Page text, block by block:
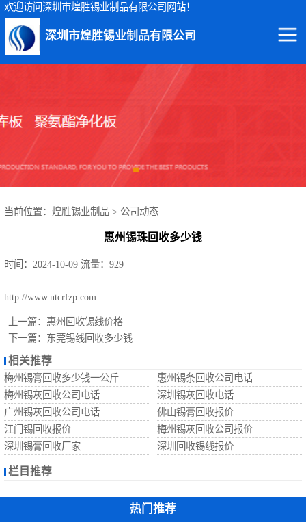
欢迎访问深圳市煌胜锡业制品有限公司网站！
深圳市煌胜锡业制品有限公司
当前位置： 煌胜锡业制品 > 公司动态
惠州锡珠回收多少钱
时间：2024-10-09 流量：929
http://www.ntcrfzp.com
上一篇： 惠州回收锡线价格
下一篇： 东莞锡线回收多少钱
相关推荐
梅州锡膏回收多少钱一公斤
惠州锡条回收公司电话
梅州锡灰回收公司电话
深圳锡灰回收电话
广州锡灰回收公司电话
佛山锡膏回收报价
江门锡回收报价
梅州锡灰回收公司报价
深圳锡膏回收厂家
深圳回收锡线报价
栏目推荐
热门推荐
回收锡条
回收锡膏
回收锡锭
回收锡珠
回收锡